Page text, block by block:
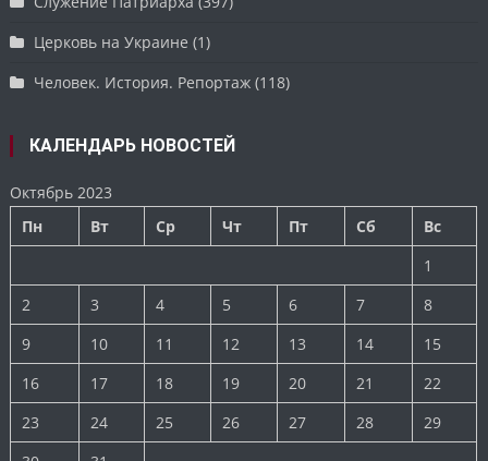
Церковь на Украине (1)
Человек. История. Репортаж (118)
КАЛЕНДАРЬ НОВОСТЕЙ
Октябрь 2023
Пн
Вт Ср Чт Пт Сб
Вс
1
2
3 4 5 6 7
8
9
10 11 12 13 14
15
16
17 18 19 20 21
22
23
24 25 26 27 28
29